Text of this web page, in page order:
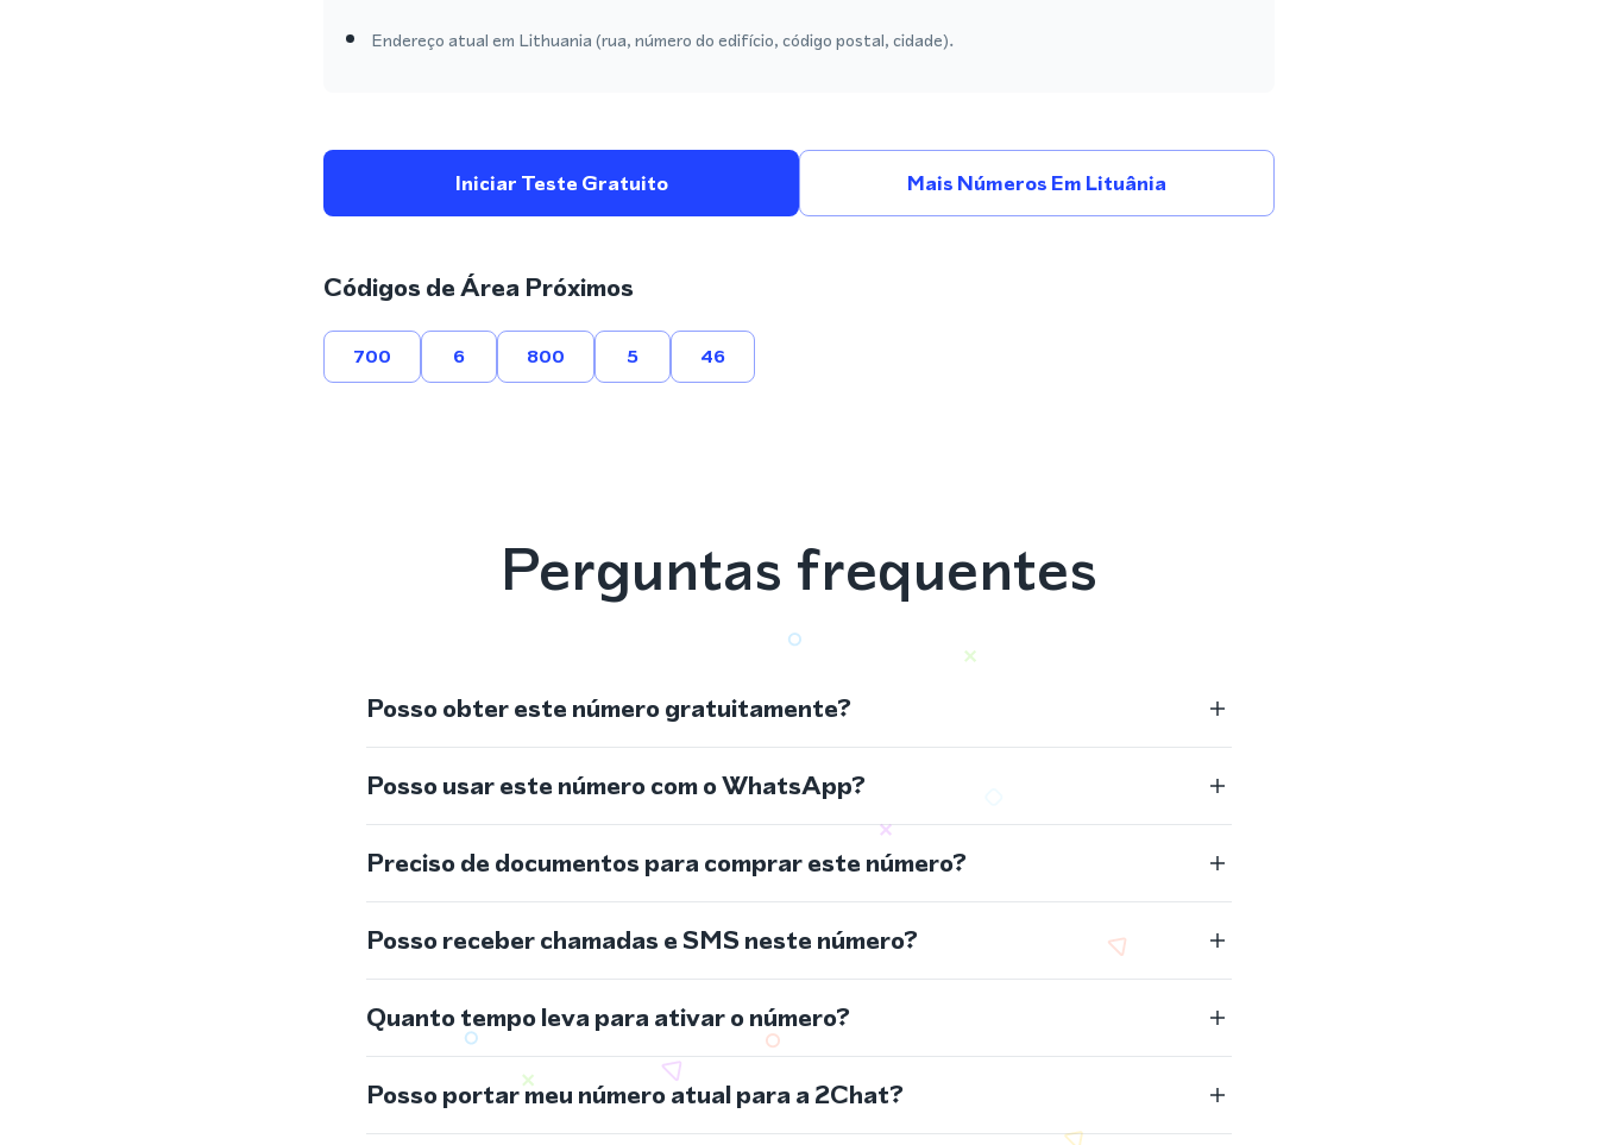
Endereço atual em Lithuania (rua, número do edifício, código postal, cidade).
Iniciar Teste Gratuito Mais Números Em Lituânia
Códigos de Área Próximos
700 6 800 5 46
Perguntas frequentes
Posso obter este número gratuitamente?
Posso usar este número com o WhatsApp?
Preciso de documentos para comprar este número?
Posso receber chamadas e SMS neste número?
Quanto tempo leva para ativar o número?
Posso portar meu número atual para a 2Chat?